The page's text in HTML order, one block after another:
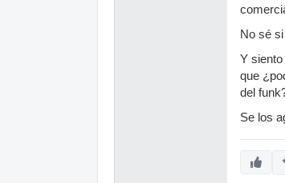
No sé
Y
que
del
Se los